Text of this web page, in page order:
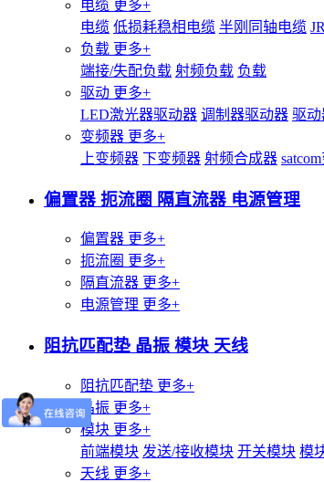
电缆 更多+
电缆 低损耗稳相电缆 半刚同轴电缆
负载 更多+
端接/失配负载 射频负载 负载
驱动 更多+
LED激光器驱动器 调制器驱动器 驱动
变频器 更多+
上变频器 下变频器 射频合成器
偏置器 扼流圈 隔直流器 电源管理
偏置器 更多+
扼流圈 更多+
隔直流器 更多+
电源管理 更多+
阻抗匹配垫 晶振 模块 天线
阻抗匹配垫 更多+
晶振 更多+
模块 更多+
前端模块 发送/接收模块 开关模块 模
天线 更多+